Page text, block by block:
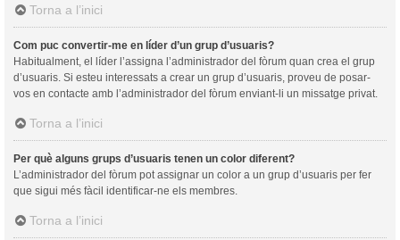
Torna a l’inici
Com puc convertir-me en líder d’un grup d’usuaris?
Habitualment, el líder l’assigna l’administrador del fòrum quan crea el grup
d’usuaris. Si esteu interessats a crear un grup d’usuaris, proveu de posar-
vos en contacte amb l’administrador del fòrum enviant-li un missatge privat.
Torna a l’inici
Per què alguns grups d’usuaris tenen un color diferent?
L’administrador del fòrum pot assignar un color a un grup d’usuaris per fer
que sigui més fàcil identificar-ne els membres.
Torna a l’inici